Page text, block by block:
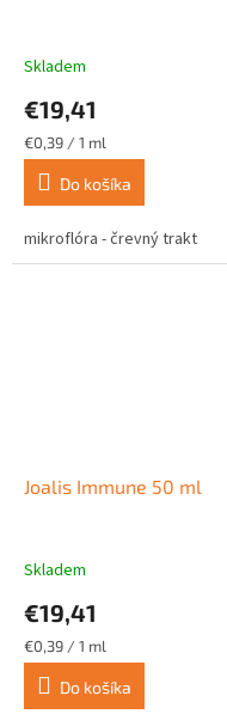
Skladem
€19,41
Jednotková
cena:
€0,39 / 1 ml
Do košíka
mikroflóra - črevný trakt
Joalis Immune 50 ml
Skladem
€19,41
Jednotková
cena:
€0,39 / 1 ml
Do košíka